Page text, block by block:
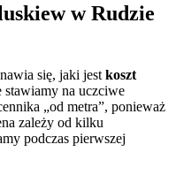
w Rudzie
się, jaki jest koszt
na uczciwe
„od metra”, ponieważ
zależy od kilku
podczas pierwszej